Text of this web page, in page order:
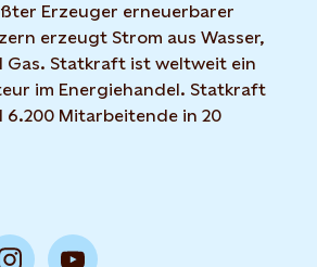
Erzeuger erneuerbarer
erzeugt Strom aus Wasser,
Gas. Statkraft ist weltweit ein
im Energiehandel. Statkraft
Mitarbeitende in 20